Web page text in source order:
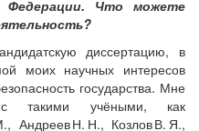
Федерации. Что можете
диссертацию, в
моих научных интересов
государства. Мне
с такими учёными, как
Андреев Н. Н., Козлов В. Я.,